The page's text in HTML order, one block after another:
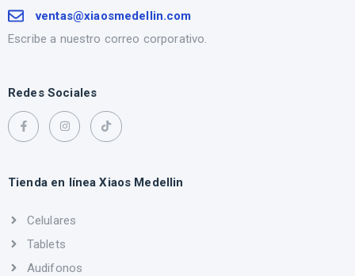
ventas@xiaosmedellin.com
Escribe a nuestro correo corporativo.
Redes Sociales
Tienda en línea Xiaos Medellin
Celulares
Tablets
Audifonos